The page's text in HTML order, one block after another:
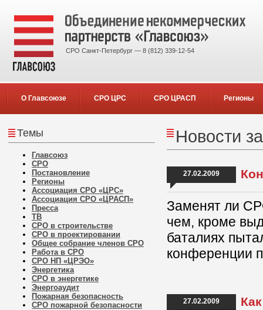
СРО Санкт-Петербург — 8 (812) 339-12-54
О Главсоюзе СРО ЦРС СРО ЦРАСП Регионы
Темы
Главсоюз
СРО
Постановление
Регионы
Ассоциация СРО «ЦРС»
Ассоциация СРО «ЦРАСП»
Пресса
ТВ
СРО в строительстве
СРО в проектировании
Общее собрание членов СРО
Работа в СРО
СРО НП «ЦРЭО»
Энергетика
СРО в энергетике
Энергоаудит
Пожарная безопасность
СРО пожарной безопасности
Новости
27.02.2009
Заменят ли
чем, кроме
баталиях
конференции
27.02.2009